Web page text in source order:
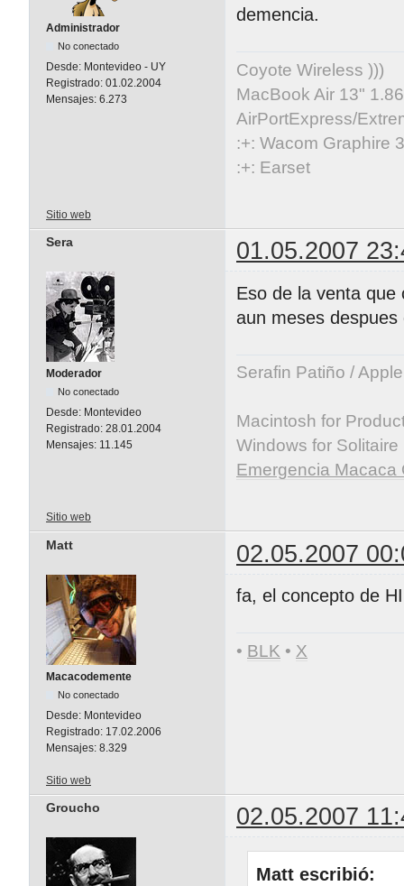
Administrador
No conectado
Desde: Montevideo - UY
Registrado: 01.02.2004
Mensajes: 6.273
demencia.
Coyote Wireless )))
MacBook Air 13"
AirPortExpress/
:+: Wacom Graphire
:+: Earset
Sitio web
Sera 01.05.2007
Moderador
No conectado
Desde: Montevideo
Registrado: 28.01.2004
Mensajes: 11.145
Eso de la venta que
aun meses
Serafin Patiño /
Macintosh for
Windows for Solitaire
Emergencia Macaca
Sitio web
Matt 02.05.2007
Macacodemente
No conectado
Desde: Montevideo
Registrado: 17.02.2006
Mensajes: 8.329
fa, el concepto de
• BLK • X
Sitio web
Groucho 02.05.2007
Matt escribió: